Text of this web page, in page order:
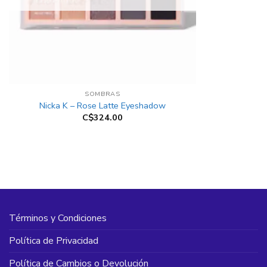
SOMBRAS
Nicka K – Rose Latte Eyeshadow
C$324.00
Términos y Condiciones
Política de Privacidad
Política de Cambios o Devolución